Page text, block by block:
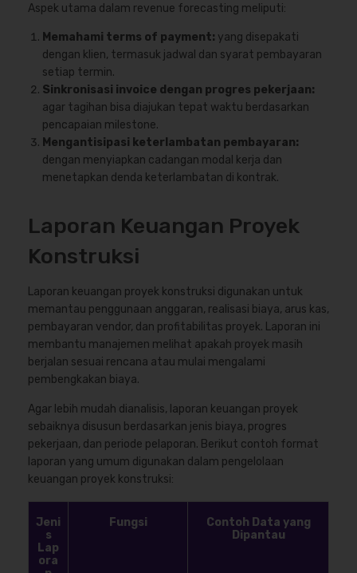
Aspek utama dalam revenue forecasting meliputi:
Memahami terms of payment: yang disepakati
dengan klien, termasuk jadwal dan syarat pembayaran
setiap termin.
Sinkronisasi invoice dengan progres pekerjaan:
agar tagihan bisa diajukan tepat waktu berdasarkan
pencapaian milestone.
Mengantisipasi keterlambatan pembayaran:
dengan menyiapkan cadangan modal kerja dan
menetapkan denda keterlambatan di kontrak.
Laporan Keuangan Proyek
Konstruksi
Laporan keuangan proyek konstruksi digunakan untuk
memantau penggunaan anggaran, realisasi biaya, arus kas,
pembayaran vendor, dan profitabilitas proyek. Laporan ini
membantu manajemen melihat apakah proyek masih
berjalan sesuai rencana atau mulai mengalami
pembengkakan biaya.
Agar lebih mudah dianalisis, laporan keuangan proyek
sebaiknya disusun berdasarkan jenis biaya, progres
pekerjaan, dan periode pelaporan. Berikut contoh format
laporan yang umum digunakan dalam pengelolaan
keuangan proyek konstruksi:
Jeni
s
Lap
ora
Fungsi
Contoh Data yang
Dipantau